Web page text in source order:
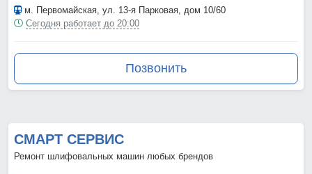
м. Первомайская, ул. 13-я Парковая, дом 10/60
Сегодня работает до 20:00
Позвонить
СМАРТ СЕРВИС
Ремонт шлифовальных машин любых брендов